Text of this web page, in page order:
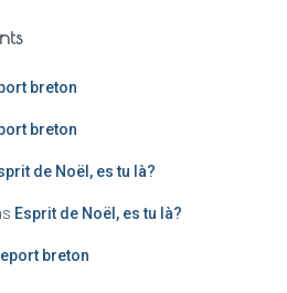
breton
breton
de Noël, es tu là?
Esprit de Noël, es tu là?
breton